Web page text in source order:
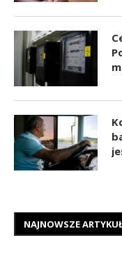
NAJNOWSZE